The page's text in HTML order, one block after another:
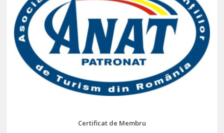
Certificat de Membru